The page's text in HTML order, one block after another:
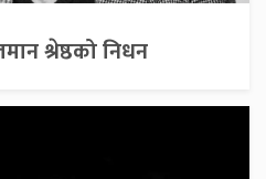
श्रेष्ठको निधन